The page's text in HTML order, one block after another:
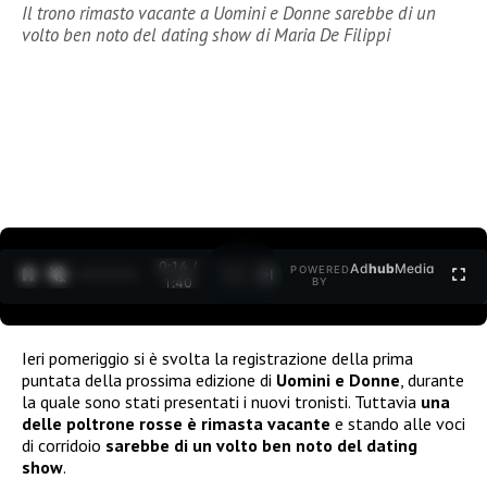
Il trono rimasto vacante a Uomini e Donne sarebbe di un
volto ben noto del dating show di Maria De Filippi
0:15 /
1:40
POWERED
BY
AdhubMedia
Ieri pomeriggio si è svolta la registrazione della prima
puntata della prossima edizione di Uomini e Donne , durante
la quale sono stati presentati i nuovi tronisti. Tuttavia una
delle poltrone rosse è rimasta vacante e stando alle voci
di corridoio sarebbe di un volto ben noto del dating
show.